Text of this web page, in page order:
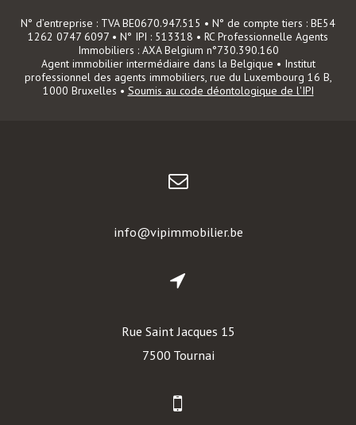
N° d’entreprise : TVA BE0670.947.515 • N° de compte tiers : BE54
1262 0747 6097 • N° IPI : 513318 • RC Professionnelle Agents
Immobiliers : AXA Belgium n°730.390.160
Agent immobilier intermédiaire dans la Belgique • Institut
professionnel des agents immobiliers, rue du Luxembourg 16 B,
1000 Bruxelles • Soumis au code déontologique de l'IPI
info@vipimmobilier.be
Rue Saint Jacques 15
7500 Tournai